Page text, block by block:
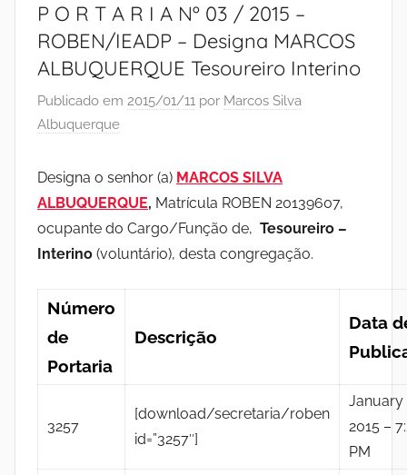
P O R T A R I A Nº 03 / 2015 –
ROBEN/IEADP – Designa MARCOS
ALBUQUERQUE Tesoureiro Interino
Publicado em 2015/01/11 por Marcos Silva
Albuquerque
Designa o senhor (a) MARCOS SILVA
ALBUQUERQUE, Matrícula ROBEN 20139607,
ocupante do Cargo/Função de, Tesoureiro –
Interino (voluntário), desta congregação.
Número
de
Portaria
Descrição
Data
3257
[download/secretaria/roben
id=”3257″]
January
2015 –
PM